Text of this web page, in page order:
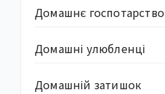
Домашнє госпотарство
Домашні улюбленці
Домашній затишок